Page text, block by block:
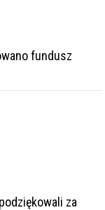
fundusz
za